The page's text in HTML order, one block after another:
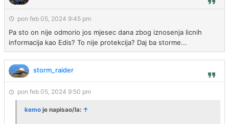
pon feb 05, 2024 9:45 pm
Pa sto on nije odmorio jos mjesec dana zbog iznosenja licnih
informacija kao Edis? To nije protekcija? Daj ba storme...
storm_raider
pon feb 05, 2024 9:50 pm
kemo je napisao/la: ↑